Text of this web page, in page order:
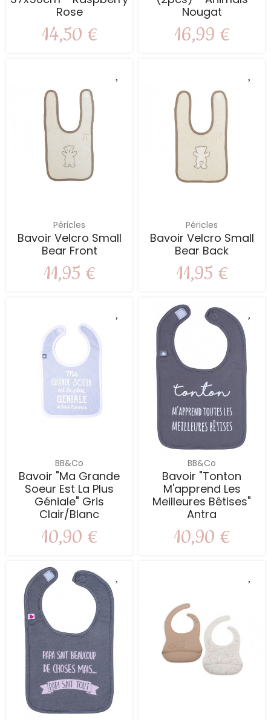
Rose
14,50 €
Nougat
16,99 €
Péricles
Bavoir Velcro Small
Bear Front
11,95 €
Péricles
Bavoir Velcro Small
Bear Back
11,95 €
BB&Co
Bavoir "Ma Grande
Soeur Est La Plus
Géniale" Gris
Clair/blanc
10,90 €
BB&Co
Bavoir "Tonton
M'apprend Les
Meilleures Bêtises"
Antra
10,90 €